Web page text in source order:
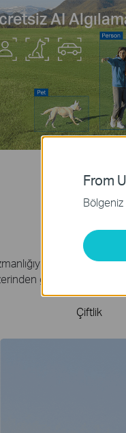
AI
desteklenen
güvenilir bir
Çiftlik
From
Bölgeniz